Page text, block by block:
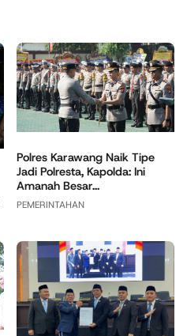
Polres Karawang Naik Tipe
Jadi Polresta, Kapolda: Ini
Amanah Besar...
PEMERINTAHAN